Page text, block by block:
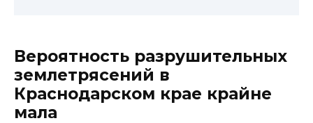
Вероятность разрушительных
землетрясений в
Краснодарском крае крайне
мала